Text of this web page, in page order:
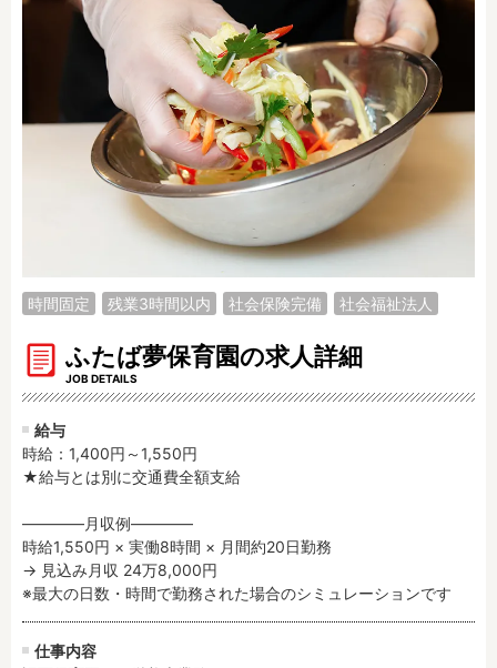
時間固定 残業3時間以内 社会保険完備 社会福祉法人
ふたば夢保育園の求人詳細
JOB DETAILS
給与
時給：1,400円～1,550円
★給与とは別に交通費全額支給
――――月収例――――
時給1,550円 × 実働8時間 × 月間約20日勤務
→ 見込み月収 24万8,000円
※最大の日数・時間で勤務された場合のシミュレーションです
仕事内容
保育教諭
保育補助
幼稚園教諭
放課後児童支援員
学童スタッフ
調理師
看護師
その他
施設形態
公立保育園
私立認可保育園
認定こども園
病院内保育所
学童保育施設
放課後等デイサービ
ス
テンダーの運営施設
その他施設
特徴